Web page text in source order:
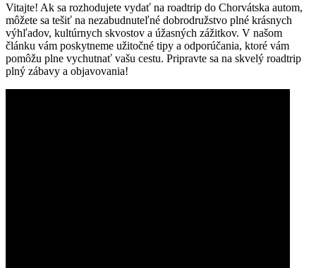
Vitajte! Ak sa rozhodujete vydať na roadtrip do Chorvátska autom,
môžete sa tešiť na nezabudnuteľné dobrodružstvo plné krásnych
výhľadov, kultúrnych skvostov a úžasných zážitkov. V našom
článku vám poskytneme užitočné tipy a odporúčania, ktoré vám
pomôžu plne vychutnať vašu cestu. Pripravte sa na skvelý roadtrip
plný zábavy a objavovania!